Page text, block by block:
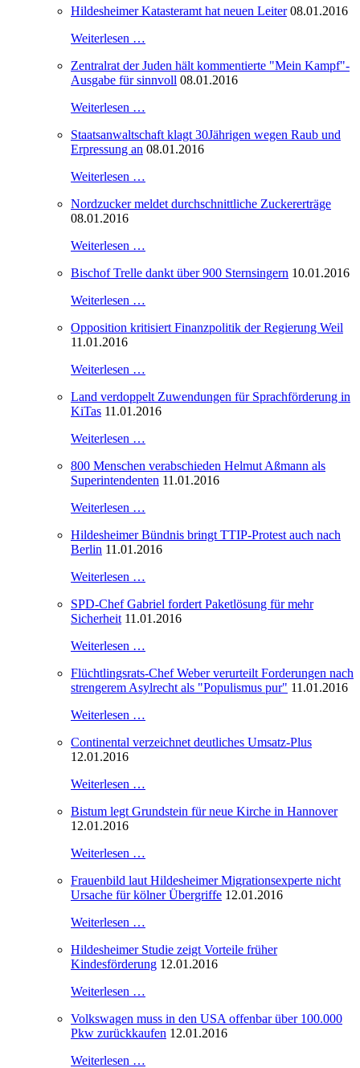
Hildesheimer Katasteramt hat neuen Leiter 08.01.2016
Weiterlesen …
Zentralrat der Juden hält kommentierte "Mein Kampf"-
Ausgabe für sinnvoll 08.01.2016
Weiterlesen …
Staatsanwaltschaft klagt 30Jährigen wegen Raub und
Erpressung an 08.01.2016
Weiterlesen …
Nordzucker meldet durchschnittliche Zuckererträge
08.01.2016
Weiterlesen …
Bischof Trelle dankt über 900 Sternsingern 10.01.2016
Weiterlesen …
Opposition kritisiert Finanzpolitik der Regierung Weil
11.01.2016
Weiterlesen …
Land verdoppelt Zuwendungen für Sprachförderung in
KiTas 11.01.2016
Weiterlesen …
800 Menschen verabschieden Helmut Aßmann als
Superintendenten 11.01.2016
Weiterlesen …
Hildesheimer Bündnis bringt TTIP-Protest auch nach
Berlin 11.01.2016
Weiterlesen …
SPD-Chef Gabriel fordert Paketlösung für mehr
Sicherheit 11.01.2016
Weiterlesen …
Flüchtlingsrats-Chef Weber verurteilt Forderungen nach
strengerem Asylrecht als "Populismus pur" 11.01.2016
Weiterlesen …
Continental verzeichnet deutliches Umsatz-Plus
12.01.2016
Weiterlesen …
Bistum legt Grundstein für neue Kirche in Hannover
12.01.2016
Weiterlesen …
Frauenbild laut Hildesheimer Migrationsexperte nicht
Ursache für kölner Übergriffe 12.01.2016
Weiterlesen …
Hildesheimer Studie zeigt Vorteile früher
Kindesförderung 12.01.2016
Weiterlesen …
Volkswagen muss in den USA offenbar über 100.000
Pkw zurückkaufen 12.01.2016
Weiterlesen …